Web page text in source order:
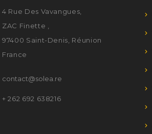
4 Rue Des Vavangues,
ZAC Finette ,
97400 Saint-Denis, Réunion
France
contact@solea.re
+ 262 692 638216